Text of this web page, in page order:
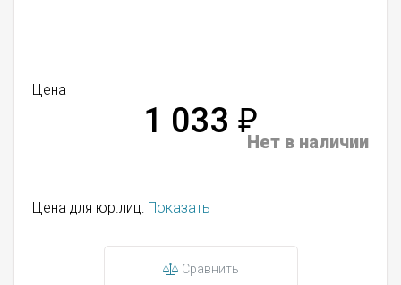
Цена
1 033 ₽
Нет в наличии
Цена для юр.лиц: Показать
Сравнить